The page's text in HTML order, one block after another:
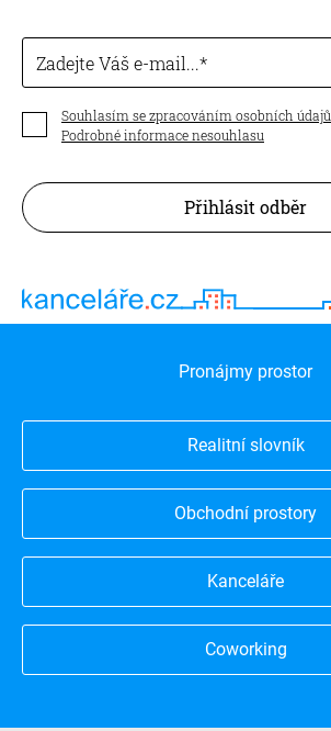
Zadejte Váš e-mail...
Souhlasím se zpracováním osobních údajů
Podrobné informace nesouhlasu
Přihlásit odběr
Pronájmy prostor
Realitní slovník
Obchodní prostory
Kanceláře
Coworking